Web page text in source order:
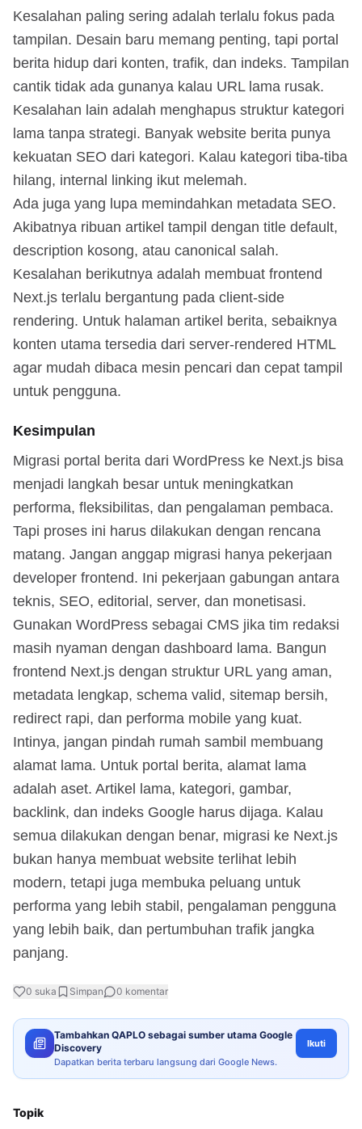
Kesalahan paling sering adalah terlalu fokus pada
tampilan. Desain baru memang penting, tapi portal
berita hidup dari konten, trafik, dan indeks. Tampilan
cantik tidak ada gunanya kalau URL lama rusak.
Kesalahan lain adalah menghapus struktur kategori
lama tanpa strategi. Banyak website berita punya
kekuatan SEO dari kategori. Kalau kategori tiba-tiba
hilang, internal linking ikut melemah.
Ada juga yang lupa memindahkan metadata SEO.
Akibatnya ribuan artikel tampil dengan title default,
description kosong, atau canonical salah.
Kesalahan berikutnya adalah membuat frontend
Next.js terlalu bergantung pada client-side
rendering. Untuk halaman artikel berita, sebaiknya
konten utama tersedia dari server-rendered HTML
agar mudah dibaca mesin pencari dan cepat tampil
untuk pengguna.
Kesimpulan
Migrasi portal berita dari WordPress ke Next.js bisa
menjadi langkah besar untuk meningkatkan
performa, fleksibilitas, dan pengalaman pembaca.
Tapi proses ini harus dilakukan dengan rencana
matang. Jangan anggap migrasi hanya pekerjaan
developer frontend. Ini pekerjaan gabungan antara
teknis, SEO, editorial, server, dan monetisasi.
Gunakan WordPress sebagai CMS jika tim redaksi
masih nyaman dengan dashboard lama. Bangun
frontend Next.js dengan struktur URL yang aman,
metadata lengkap, schema valid, sitemap bersih,
redirect rapi, dan performa mobile yang kuat.
Intinya, jangan pindah rumah sambil membuang
alamat lama. Untuk portal berita, alamat lama
adalah aset. Artikel lama, kategori, gambar,
backlink, dan indeks Google harus dijaga. Kalau
semua dilakukan dengan benar, migrasi ke Next.js
bukan hanya membuat website terlihat lebih
modern, tetapi juga membuka peluang untuk
performa yang lebih stabil, pengalaman pengguna
yang lebih baik, dan pertumbuhan trafik jangka
panjang.
0 suka Simpan 0 komentar
Tambahkan QAPLO sebagai sumber utama Google
Discovery
Dapatkan berita terbaru langsung dari Google News.
Ikuti
Topik